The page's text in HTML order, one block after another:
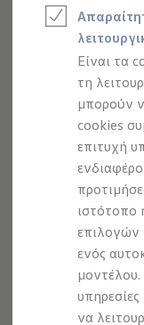
Είναι τα
τη
μπορούν
cookies
επιτυχή
ιστότοπο
επιλογών
ενός
να
Νέο
e-Tools
ID.
We
Εύρεση
ID. Charger
Πού
Πόσο
Πώς
Πώς
Η
Η
Το
Διαθέσιμα νέα
βρωμιά.
Ανακαλύψτε